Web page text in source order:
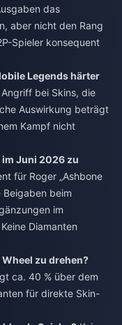
das
aber nicht den Rang
Spieler konsequent
Legends härter
bei Skins, die
Auswirkung beträgt
Kampf nicht
Juni 2026 zu
für Roger „Ashbone
Beigaben beim
im
Diamanten
zu drehen?
ca. 40 % über dem
für direkte Skin-